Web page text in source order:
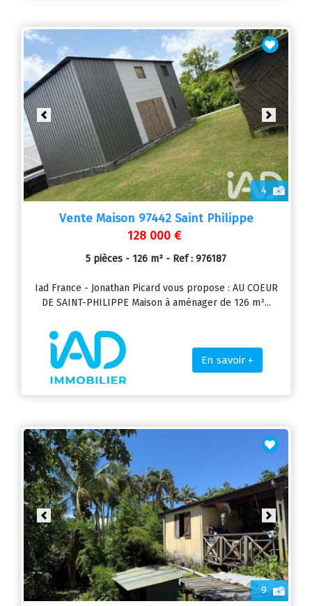
4
Previous Next
Vente Maison 97442 Saint Philippe
128 000 €
5 pièces - 126 m² - Ref : 976187
Iad France - Jonathan Picard vous propose : AU COEUR
DE SAINT-PHILIPPE Maison à aménager de 126 m²...
En savoir +
9
Previous Next